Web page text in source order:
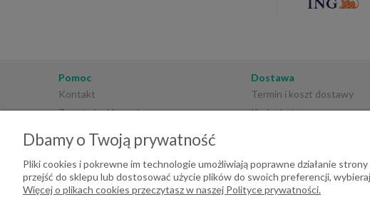
Pomoc
Kontakt
Zwroty i reklamacje
Regulamin sklepu
Polityka prywatności
Dostawa
Termin i koszt dostawy
Kod rabatowy
Dbamy o Twoją prywatność
Pliki cookies i pokrewne im technologie umożliwiają poprawne działanie
przejść do sklepu lub dostosować użycie plików do swoich preferencji,
Więcej o plikach cookies przeczytasz w naszej Polityce prywatności.